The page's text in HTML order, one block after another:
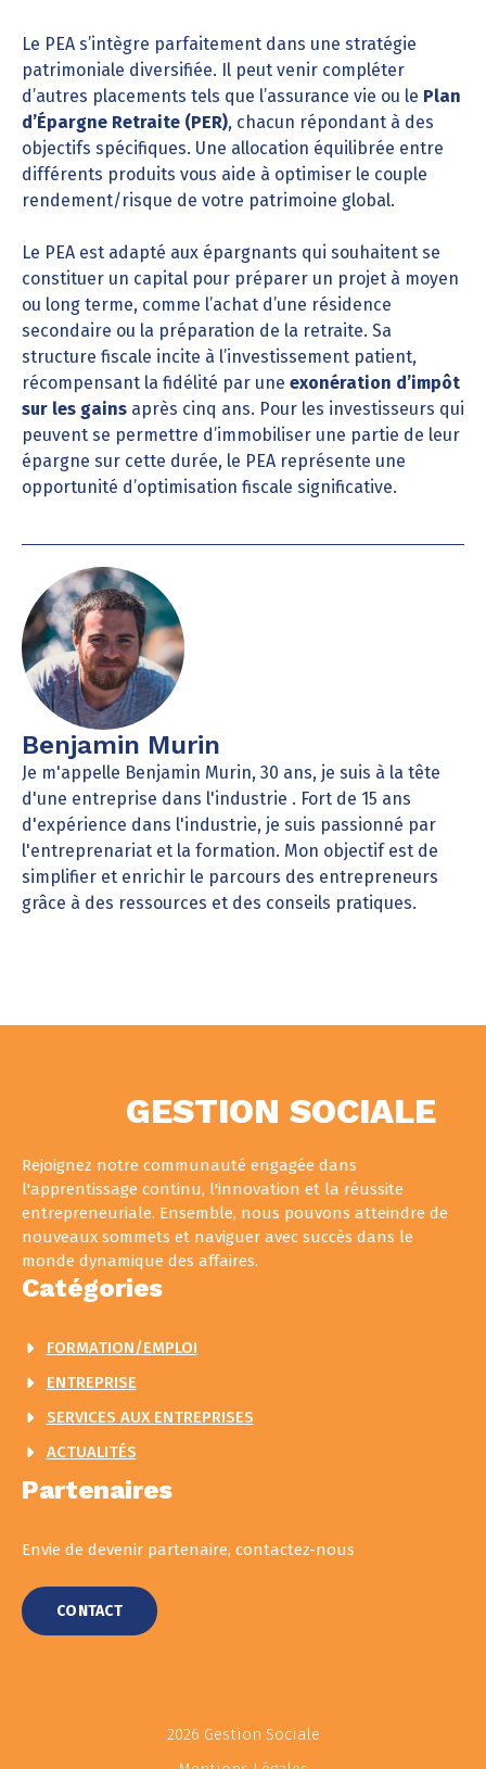
Le PEA s’intègre parfaitement dans une stratégie
patrimoniale diversifiée. Il peut venir compléter
d’autres placements tels que l’assurance vie ou le Plan
d’Épargne Retraite (PER), chacun répondant à des
objectifs spécifiques. Une allocation équilibrée entre
différents produits vous aide à optimiser le couple
rendement/risque de votre patrimoine global.
Le PEA est adapté aux épargnants qui souhaitent se
constituer un capital pour préparer un projet à moyen
ou long terme, comme l’achat d’une résidence
secondaire ou la préparation de la retraite. Sa
structure fiscale incite à l’investissement patient,
récompensant la fidélité par une exonération d’impôt
sur les gains après cinq ans. Pour les investisseurs qui
peuvent se permettre d’immobiliser une partie de leur
épargne sur cette durée, le PEA représente une
opportunité d’optimisation fiscale significative.
Benjamin Murin
Je m'appelle Benjamin Murin, 30 ans, je suis à la tête
d'une entreprise dans l'industrie . Fort de 15 ans
d'expérience dans l'industrie, je suis passionné par
l'entreprenariat et la formation. Mon objectif est de
simplifier et enrichir le parcours des entrepreneurs
grâce à des ressources et des conseils pratiques.
GESTION SOCIALE
Rejoignez notre communauté engagée dans
l'apprentissage continu, l'innovation et la réussite
entrepreneuriale. Ensemble, nous pouvons atteindre de
nouveaux sommets et naviguer avec succès dans le
monde dynamique des affaires.
Catégories
FORMATION/EMPLOI
ENTREPRISE
SERVICES AUX ENTREPRISES
ACTUALITÉS
Partenaires
Envie de devenir partenaire, contactez-nous
CONTACT
2026 Gestion Sociale